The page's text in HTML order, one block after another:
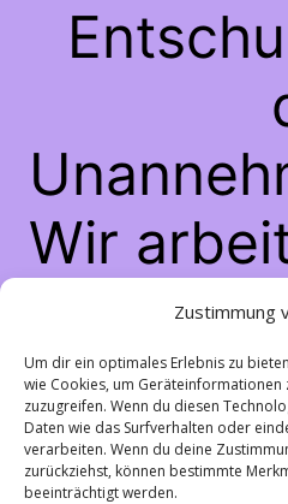
Zustimmung
Um dir ein optimales Erlebnis zu
wie Cookies, um
zuzugreifen. Wenn du diesen
Daten wie das Surfverhalten oder
verarbeiten. Wenn du deine
zurückziehst, können bestimmte
beeinträchtigt werden.
Wir
schau